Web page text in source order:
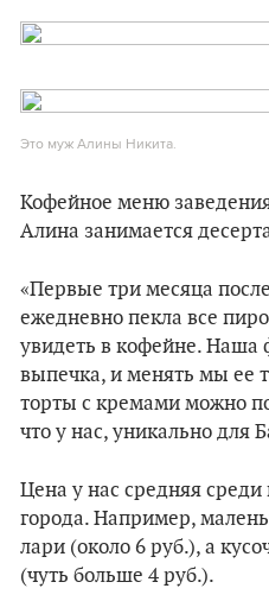
Это муж Алины Никита.
Кофейное меню
Алина занимается
«Первые три месяца
ежедневно пекла все
увидеть в кофейне.
выпечка, и менять мы ее
торты с кремами можно
что у нас, уникально для
Цена у нас средняя
города. Например,
лари (около 6 руб.), а
(чуть больше 4 руб.).